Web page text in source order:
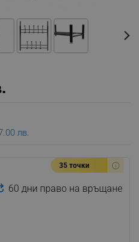
лв.
35 точки
60 дни право на връщане